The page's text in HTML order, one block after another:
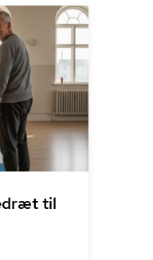
til